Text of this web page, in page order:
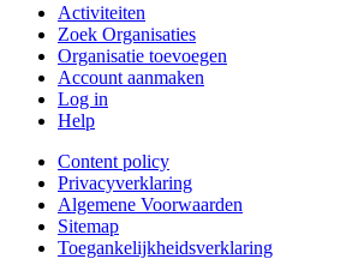
Activiteiten
Zoek Organisaties
Organisatie toevoegen
Account aanmaken
Log in
Help
Content policy
Privacyverklaring
Algemene Voorwaarden
Sitemap
Toegankelijkheidsverklaring